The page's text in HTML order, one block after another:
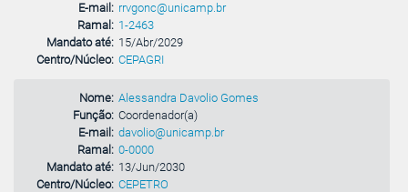
E-mail: rrvgonc@unicamp.br
Ramal: 1-2463
Mandato até: 15/Abr/2029
Centro/Núcleo: CEPAGRI
Nome: Alessandra Davolio Gomes
Função: Coordenador(a)
E-mail: davolio@unicamp.br
Ramal: 0-0000
Mandato até: 13/Jun/2030
Centro/Núcleo: CEPETRO